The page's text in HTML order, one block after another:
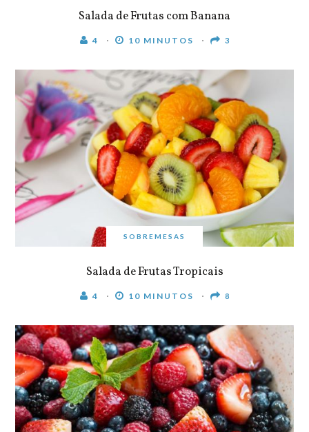
Salada de Frutas com Banana
4 10 MINUTOS 3
SOBREMESAS
Salada de Frutas Tropicais
4 10 MINUTOS 8